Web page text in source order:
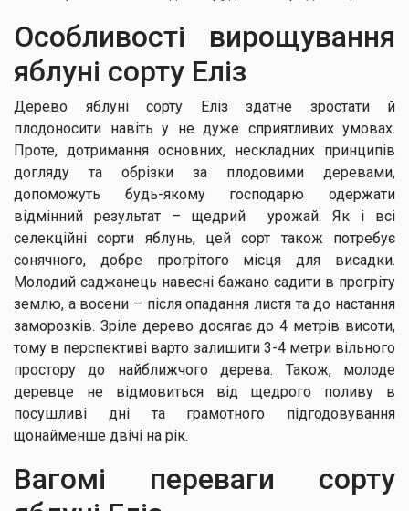
Особливості вирощування
яблуні сорту Еліз
Дерево яблуні сорту Еліз здатне зростати й
плодоносити навіть у не дуже сприятливих умовах.
Проте, дотримання основних, нескладних принципів
догляду та обрізки за плодовими деревами,
допоможуть будь-якому господарю одержати
відмінний результат – щедрий урожай. Як і всі
селекційні сорти яблунь, цей сорт також потребує
сонячного, добре прогрітого місця для висадки.
Молодий саджанець навесні бажано садити в прогріту
землю, а восени – після опадання листя та до настання
заморозків. Зріле дерево досягає до 4 метрів висоти,
тому в перспективі варто залишити 3-4 метри вільного
простору до найближчого дерева. Також, молоде
деревце не відмовиться від щедрого поливу в
посушливі дні та грамотного підгодовування
щонайменше двічі на рік.
Вагомі переваги сорту